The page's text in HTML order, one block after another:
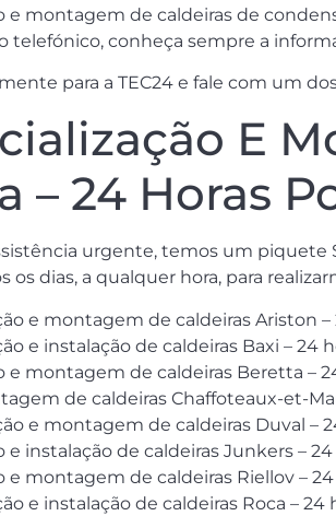
montagem de caldeiras de
telefónico, conheça sempre a
para a TEC24 e fale com um
E
– 24 Horas
urgente, temos um
os dias, a qualquer hora, para
e montagem de caldeiras Ariston –
e instalação de caldeiras Baxi – 24
montagem de caldeiras Beretta –
de caldeiras Chaffoteaux-et-
e montagem de caldeiras Duval –
instalação de caldeiras Junkers – 24
montagem de caldeiras Riellov – 24
e instalação de caldeiras Roca – 24